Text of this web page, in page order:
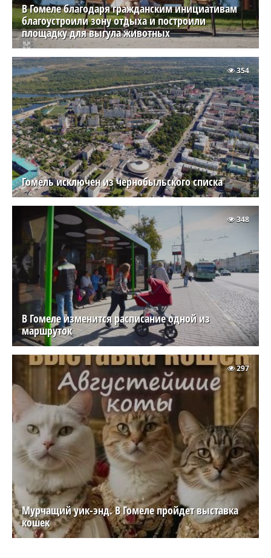
В Гомеле благодаря гражданским инициативам
благоустроили зону отдыха и построили
площадку для выгула животных
Гомель исключен из чернобыльского списка
354
В Гомеле изменится расписание одной из
маршруток
348
Мурчащий уик-энд. В Гомеле пройдет выставка
кошек
297